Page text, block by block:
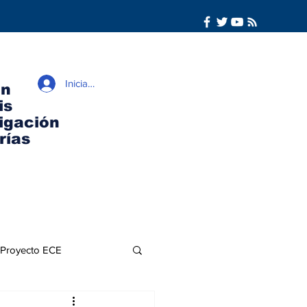
Iniciar sesión
Proyecto ECE